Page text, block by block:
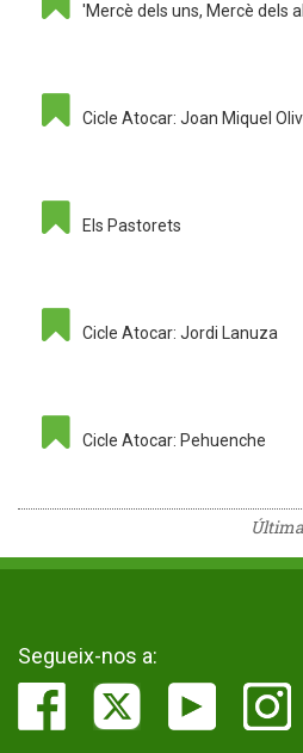
'Mercè dels uns, Mercè dels
Cicle Atocar: Joan Miquel
Els Pastorets
Cicle Atocar: Jordi Lanuza
Cicle Atocar: Pehuenche
Segueix-nos a: